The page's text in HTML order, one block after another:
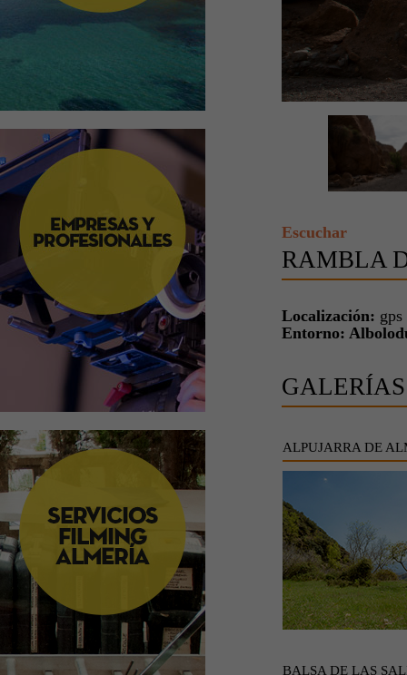
Escuchar
RAMBLA
Localización: gps
Entorno:
ALPUJARRA DE
BALSA DE LAS